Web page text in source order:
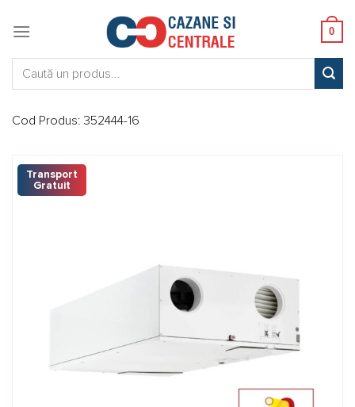
0
Cod Produs: 352444-16
Transport
Gratuit